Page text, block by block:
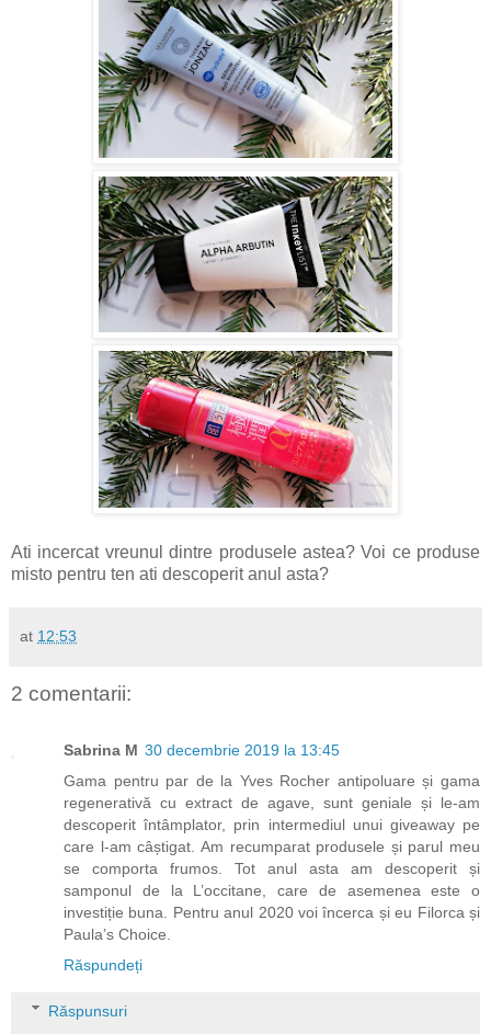
Ati incercat vreunul dintre produsele astea? Voi ce produse
misto pentru ten ati descoperit anul asta?
at 12:53
2 comentarii:
Sabrina M 30 decembrie 2019 la 13:45
Gama pentru par de la Yves Rocher antipoluare și gama
regenerativă cu extract de agave, sunt geniale și le-am
descoperit întâmplator, prin intermediul unui giveaway pe
care l-am câștigat. Am recumparat produsele și parul meu
se comporta frumos. Tot anul asta am descoperit și
samponul de la L’occitane, care de asemenea este o
investiție buna. Pentru anul 2020 voi încerca și eu Filorca și
Paula’s Choice.
Răspundeți
Răspunsuri